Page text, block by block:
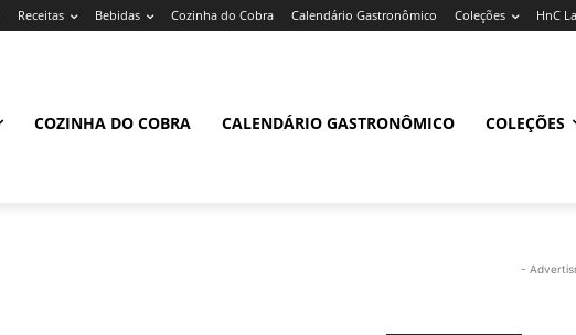
Receitas Bebidas Cozinha do Cobra Calendário Gastronômico Coleções HnC
COZINHA DO COBRA CALENDÁRIO GASTRONÔMICO COLEÇÕES
-